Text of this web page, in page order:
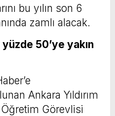
bu yılın son 6
zamlı alacak.
50’ye yakın
Ankara Yıldırım
Görevlisi